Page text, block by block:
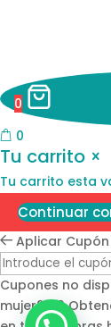
0
0
Tu carrito
Tu carrito esta
Continuar
Aplicar Cupón
Cupones no
mujer2019